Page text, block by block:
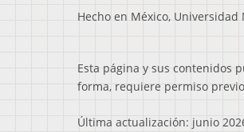
Hecho en México,
Esta página y sus contenidos
forma, requiere permiso
Última actualización: junio